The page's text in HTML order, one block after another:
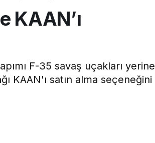
KAAN’ı
F-35 savaş uçakları yerine
KAAN'ı satın alma seçeneğini